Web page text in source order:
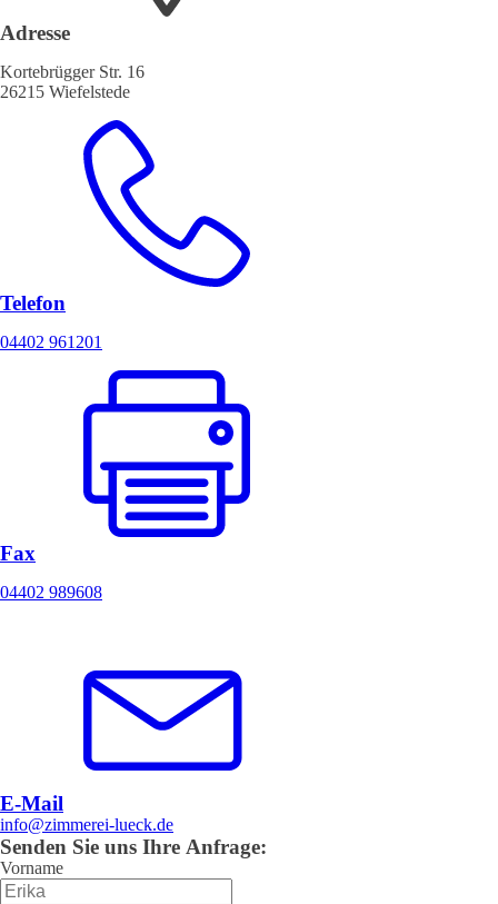
Adresse
Kortebrügger Str. 16
26215 Wiefelstede
Telefon
04402 961201
Fax
04402 989608
E-Mail
info@zimmerei-lueck.de
Senden Sie uns Ihre Anfrage:
Vorname